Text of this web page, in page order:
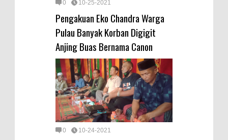
0 10-25-2021
Pengakuan Eko Chandra Warga
Pulau Banyak Korban Digigit
Anjing Buas Bernama Canon
0 10-24-2021